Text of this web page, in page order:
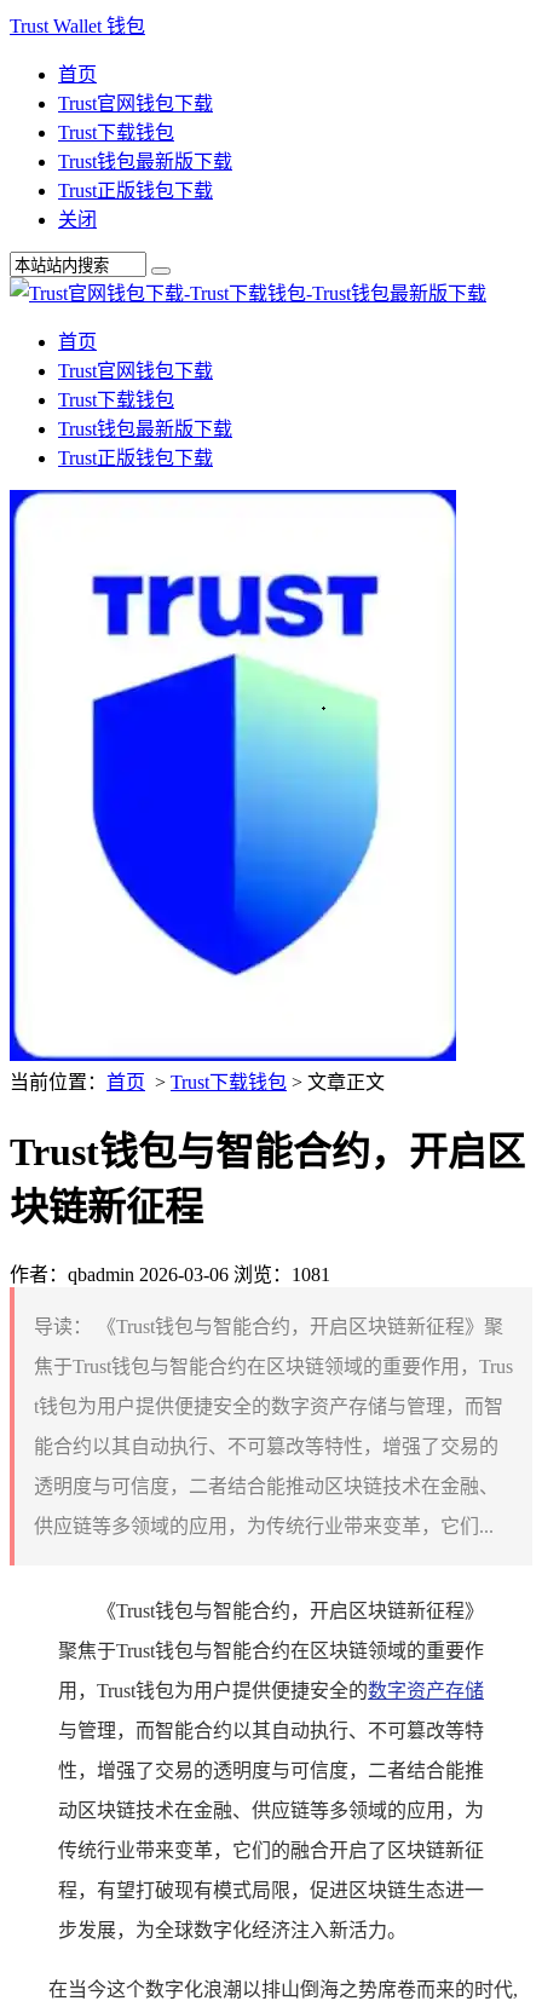
Trust Wallet 钱包
首页
Trust官网钱包下载
Trust下载钱包
Trust钱包最新版下载
Trust正版钱包下载
关闭
首页
Trust官网钱包下载
Trust下载钱包
Trust钱包最新版下载
Trust正版钱包下载
当前位置： 首页 > Trust下载钱包 > 文章正文
Trust钱包与智能合约，开启区
块链新征程
作者：qbadmin 2026-03-06 浏览：1081
导读：
《Trust钱包与智能合约，开启区块链新征程》聚
焦于Trust钱包与智能合约在区块链领域的重要作用，Trus
t钱包为用户提供便捷安全的数字资产存储与管理，而智
能合约以其自动执行、不可篡改等特性，增强了交易的
透明度与可信度，二者结合能推动区块链技术在金融、
供应链等多领域的应用，为传统行业带来变革，它们...
《Trust钱包与智能合约，开启区块链新征程》
聚焦于Trust钱包与智能合约在区块链领域的重要作
用，Trust钱包为用户提供便捷安全的数字资产存储
与管理，而智能合约以其自动执行、不可篡改等特
性，增强了交易的透明度与可信度，二者结合能推
动区块链技术在金融、供应链等多领域的应用，为
传统行业带来变革，它们的融合开启了区块链新征
程，有望打破现有模式局限，促进区块链生态进一
步发展，为全球数字化经济注入新活力。
在当今这个数字化浪潮以排山倒海之势席卷而来的时代,